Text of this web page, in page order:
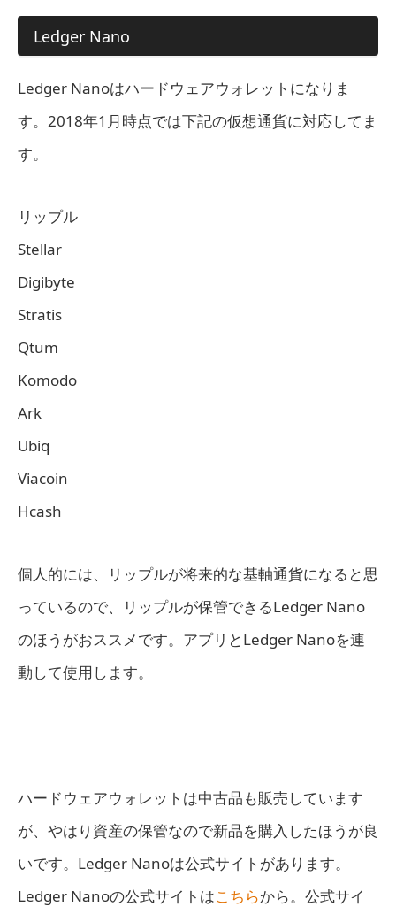
Ledger Nano
Ledger Nanoはハードウェアウォレットになりま
す。2018年1月時点では下記の仮想通貨に対応してま
す。
リップル
Stellar
Digibyte
Stratis
Qtum
Komodo
Ark
Ubiq
Viacoin
Hcash
個人的には、リップルが将来的な基軸通貨になると思
っているので、リップルが保管できるLedger Nano
のほうがおススメです。アプリとLedger Nanoを連
動して使用します。
ハードウェアウォレットは中古品も販売しています
が、やはり資産の保管なので新品を購入したほうが良
いです。Ledger Nanoは公式サイトがあります。
Ledger Nanoの公式サイトはこちらから。公式サイ